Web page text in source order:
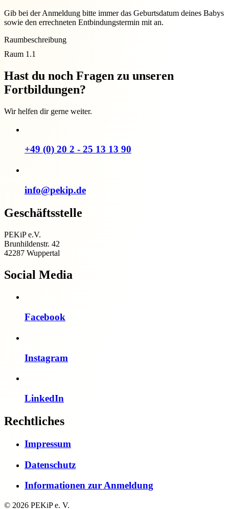
Gib bei der Anmeldung bitte immer das Geburtsdatum deines Babys
sowie den errechneten Entbindungstermin mit an.
Raumbeschreibung
Raum 1.1
Hast du noch Fragen zu unseren
Fortbildungen?
Wir helfen dir gerne weiter.
+49 (0) 20 2 - 25 13 13 90
info@pekip.de
Geschäftsstelle
PEKiP e.V.
Brunhildenstr. 42
42287 Wuppertal
Social Media
Facebook
Instagram
LinkedIn
Rechtliches
Impressum
Datenschutz
Informationen zur Anmeldung
© 2026 PEKiP e. V.